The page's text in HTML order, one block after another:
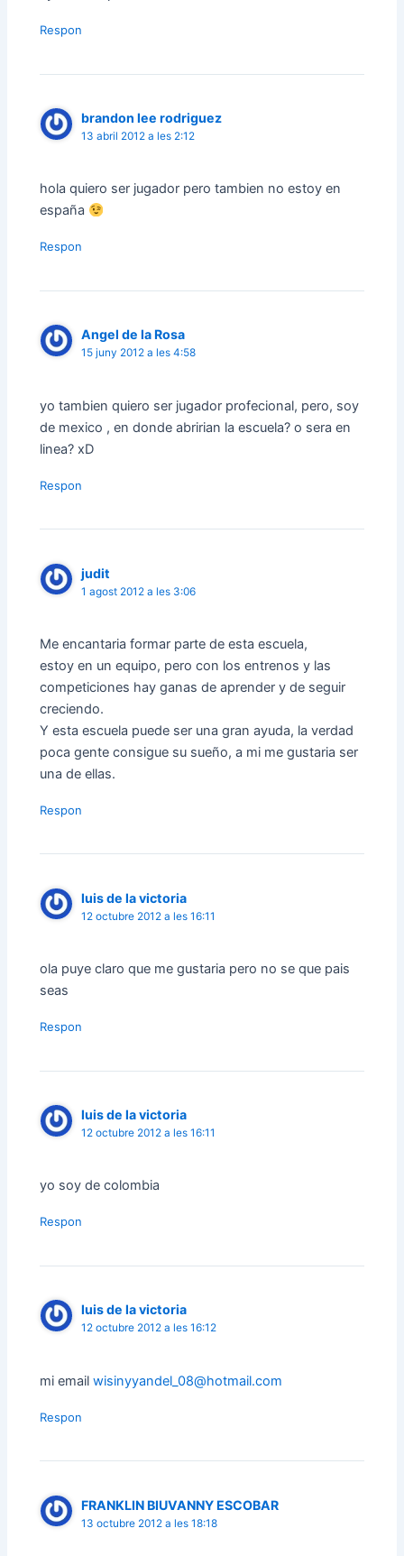
Respon
brandon lee rodriguez
13 abril 2012 a les 2:12
hola quiero ser jugador pero tambien no estoy en
españa
Respon
Angel de la Rosa
15 juny 2012 a les 4:58
yo tambien quiero ser jugador profecional, pero, soy
de mexico , en donde abririan la escuela? o sera en
linea? xD
Respon
judit
1 agost 2012 a les 3:06
Me encantaria formar parte de esta escuela,
estoy en un equipo, pero con los entrenos y las
competiciones hay ganas de aprender y de seguir
creciendo.
Y esta escuela puede ser una gran ayuda, la verdad
poca gente consigue su sueño, a mi me gustaria ser
una de ellas.
Respon
luis de la victoria
12 octubre 2012 a les 16:11
ola puye claro que me gustaria pero no se que pais
seas
Respon
luis de la victoria
12 octubre 2012 a les 16:11
yo soy de colombia
Respon
luis de la victoria
12 octubre 2012 a les 16:12
mi emailwisinyyandel_08@hotmail.com
Respon
FRANKLIN BIUVANNY ESCOBAR
13 octubre 2012 a les 18:18